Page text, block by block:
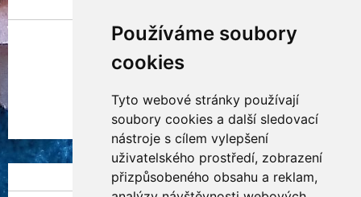
Používáme soubory
cookies
Tyto webové stránky používají
soubory cookies a další sledovací
nástroje s cílem vylepšení
uživatelského prostředí, zobrazení
přizpůsobeného obsahu a reklam,
Indianna Ryve
Nostra, CZ
NÁVŠTĚVNOST